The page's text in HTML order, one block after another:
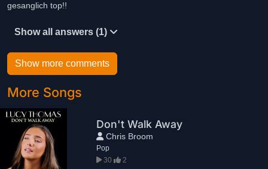
gesanglich top!!
Show all answers (1)
Show more comments
More Songs
Don't Walk Away
Chris Broom
Pop
30
2